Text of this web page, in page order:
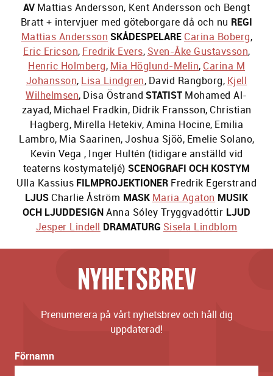
AV Mattias Andersson, Kent Andersson och Bengt
Bratt + intervjuer med göteborgare då och nu REGI
Mattias Andersson SKÅDESPELARE Carina Boberg,
Eric Ericson, Fredrik Evers, Sven-Åke Gustavsson,
Henric Holmberg, Mia Höglund-Melin, Carina M
Johansson, Lisa Lindgren, David Rangborg, Kjell
Wilhelmsen, Disa Östrand STATIST Mohamed Al-
zayad, Michael Fradkin, Didrik Fransson, Christian
Hagberg, Mirella Hetekiv,Amina Hocine, Emilia
Lambro, Mia Saarinen,Joshua Sjöö, Emelie Solano,
Kevin Vega , Inger Hultén (tidigare anställd vid
teaterns kostymateljé)SCENOGRAFI OCH KOSTYM
Ulla Kassius FILMPROJEKTIONER Fredrik Egerstrand
LJUS Charlie Åström MASK Maria Agaton MUSIK
OCH LJUDDESIGNAnna Sóley Tryggvadóttir LJUD
Jesper Lindell DRAMATURG Sisela Lindblom
NYHETSBREV
Prenumerera på vårt nyhetsbrev och håll dig
uppdaterad!
Förnamn